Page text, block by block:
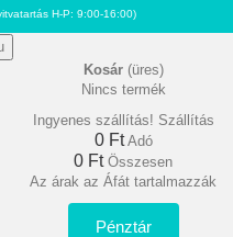
H-P: 9:00-16:00)
Kosár (üres)
Nincs termék
Ingyenes szállítás! Szállítás
0 Ft‎ Adó
0 Ft‎ Összesen
Az árak az Áfát tartalmazzák
Pénztár